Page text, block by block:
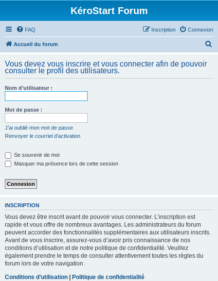
KéroStart Forum
FAQ Connexion
Inscription
Accueil du forum
h
Vous devez vous inscrire et vous connecter afin de pouvoir
consulter le profil des utilisateurs.
Nom d’utilisateur :
Mot de passe :
J’ai oublié mon mot de passe
Renvoyer le courriel d’activation
Se souvenir de moi
Masquer ma présence lors de cette session
INSCRIPTION
Vous devez être inscrit avant de pouvoir vous connecter. L’inscription est
rapide et vous offre de nombreux avantages. Les administrateurs du forum
peuvent accorder des fonctionnalités supplémentaires aux utilisateurs inscrits.
Avant de vous inscrire, assurez-vous d’avoir pris connaissance de nos
conditions d’utilisation et de notre politique de confidentialité. Veuillez
également prendre le temps de consulter attentivement toutes les règles du
forum lors de votre navigation.
Conditions d’utilisation | Politique de confidentialité